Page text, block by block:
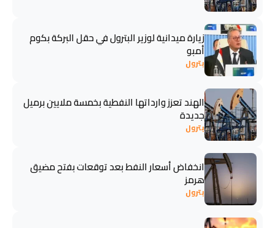
زيارة ميدانية لوزير البترول في حقل البركة بكوم
أمبو
بترول
الهند تعزز وارداتها النفطية بخمسة ملايين برميل
جديدة
بترول
انخفاض أسعار النفط بعد توقعات بفتح مضيق
هرمز
بترول